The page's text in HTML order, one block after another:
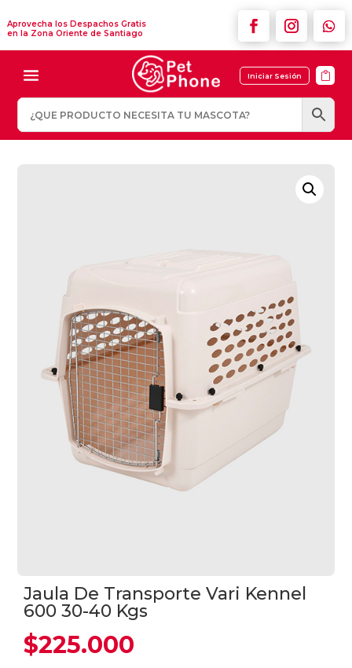
Aprovecha los Despachos Gratis
en la Zona Oriente de Santiago
Iniciar Sesión 
Jaula De Transporte Vari Kennel
600 30-40 Kgs
$225.000